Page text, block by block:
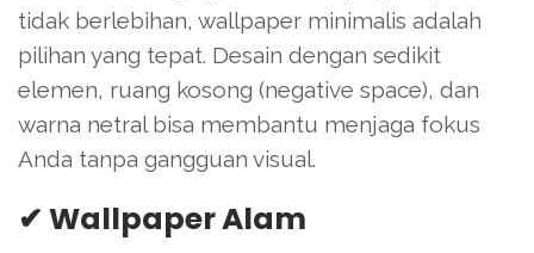
tidak berlebihan, wallpaper minimalis adalah
pilihan yang tepat. Desain dengan sedikit
elemen, ruang kosong (negative space), dan
warna netral bisa membantu menjaga fokus
Anda tanpa gangguan visual.
✔ Wallpaper Alam